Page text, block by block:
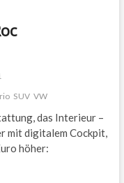
SUV VW
das Interieur –
mit digitalem Cockpit,
höher: